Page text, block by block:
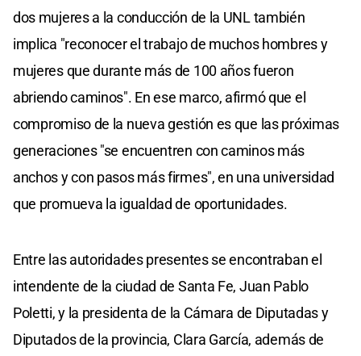
dos mujeres a la conducción de la UNL también
implica "reconocer el trabajo de muchos hombres y
mujeres que durante más de 100 años fueron
abriendo caminos". En ese marco, afirmó que el
compromiso de la nueva gestión es que las próximas
generaciones "se encuentren con caminos más
anchos y con pasos más firmes", en una universidad
que promueva la igualdad de oportunidades.
Entre las autoridades presentes se encontraban el
intendente de la ciudad de Santa Fe, Juan Pablo
Poletti, y la presidenta de la Cámara de Diputadas y
Diputados de la provincia, Clara García, además de